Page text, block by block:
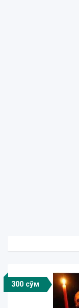
300 сўм